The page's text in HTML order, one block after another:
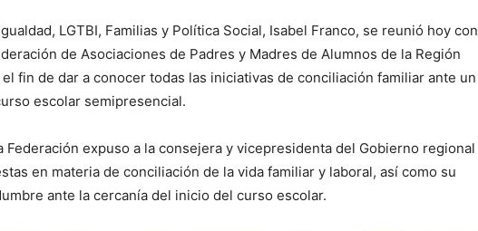
LGTBI, Familias y Política Social, Isabel Franco, se reunió hoy con
de Asociaciones de Padres y Madres de Alumnos de la Región
fin de dar a conocer todas las iniciativas de conciliación familiar ante un
escolar semipresencial.
Federación expuso a la consejera y vicepresidenta del Gobierno regional
en materia de conciliación de la vida familiar y laboral, así como su
ante la cercanía del inicio del curso escolar.